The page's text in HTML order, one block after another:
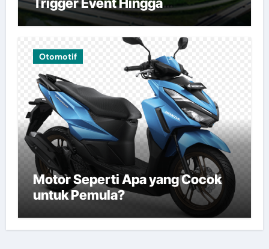
Pembayaran
Otomotif
Motor Seperti Apa yang Cocok
untuk Pemula?